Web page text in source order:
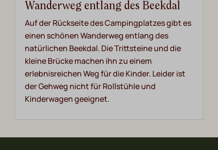
Wanderweg entlang des Beekdal
Auf der Rückseite des Campingplatzes gibt es
einen schönen Wanderweg entlang des
natürlichen Beekdal. Die Trittsteine ​​und die
kleine Brücke machen ihn zu einem
erlebnisreichen Weg für die Kinder. Leider ist
der Gehweg nicht für Rollstühle und
Kinderwagen geeignet.